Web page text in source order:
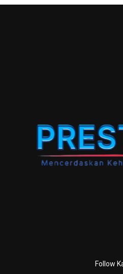
Follow